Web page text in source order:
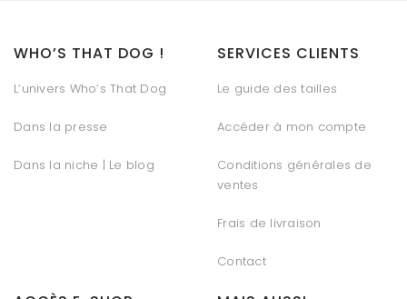
WHO’S THAT DOG !
L’univers Who’s That Dog
Dans la presse
Dans la niche | Le blog
SERVICES CLIENTS
Le guide des tailles
Accéder à mon compte
Conditions générales de
ventes
Frais de livraison
Contact